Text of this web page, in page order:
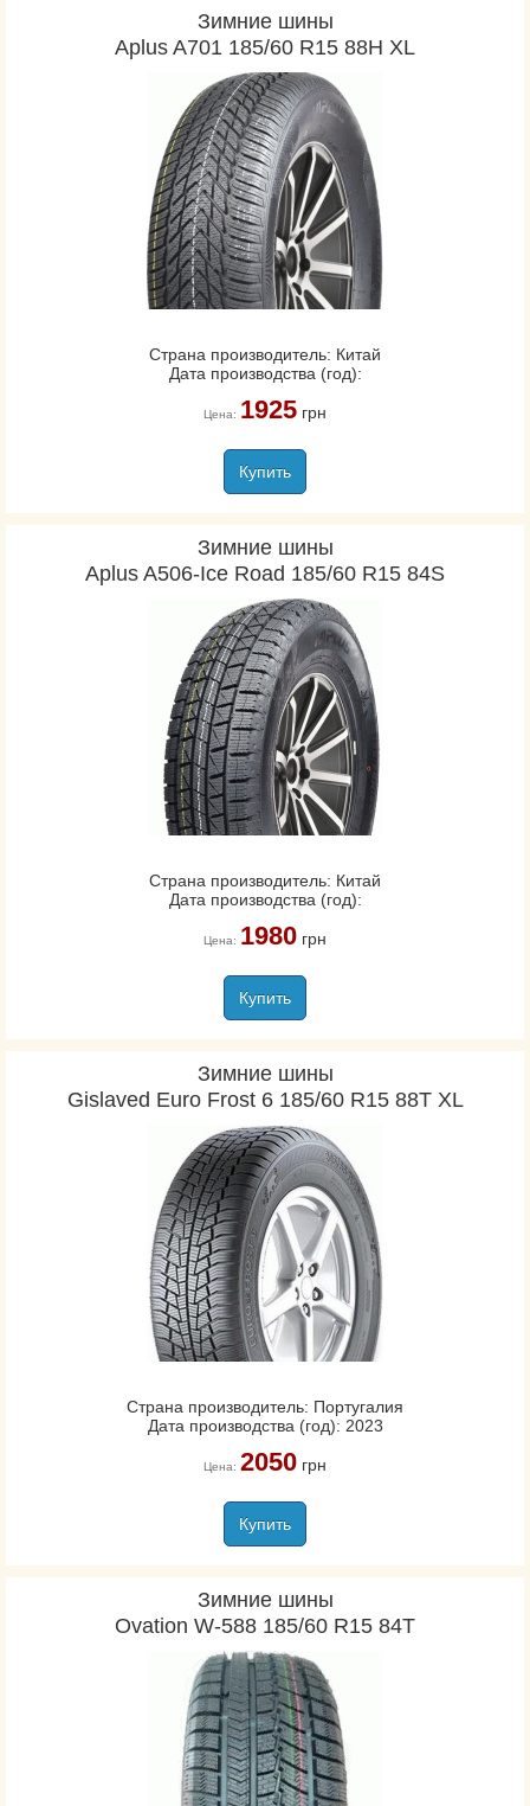
Зимние шины
Aplus A701 185/60 R15 88H XL
Страна производитель: Китай
Дата производства (год):
Цена: 1925грн
Купить
Зимние шины
Aplus A506-Ice Road 185/60 R15 84S
Страна производитель: Китай
Дата производства (год):
Цена: 1980грн
Купить
Зимние шины
Gislaved Euro Frost 6 185/60 R15 88T XL
Страна производитель: Португалия
Дата производства (год): 2023
Цена: 2050грн
Купить
Зимние шины
Ovation W-588 185/60 R15 84T